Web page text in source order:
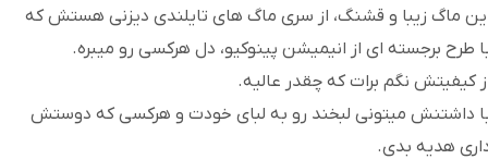
ماگ زیبا و قشنگ، از سری ماگ های تایلندی دیزنی هستش که
طرح برجسته ای از انیمیشن پینوکیو، دل هرکسی رو میبره.
کیفیتش نگم برات که چقدر عالیه.
داشتنش میتونی لبخند رو به لبای خودت و هرکسی که دوستش
هدیه بدی.